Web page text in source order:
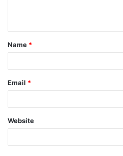
t
*
Name *
Email *
Website